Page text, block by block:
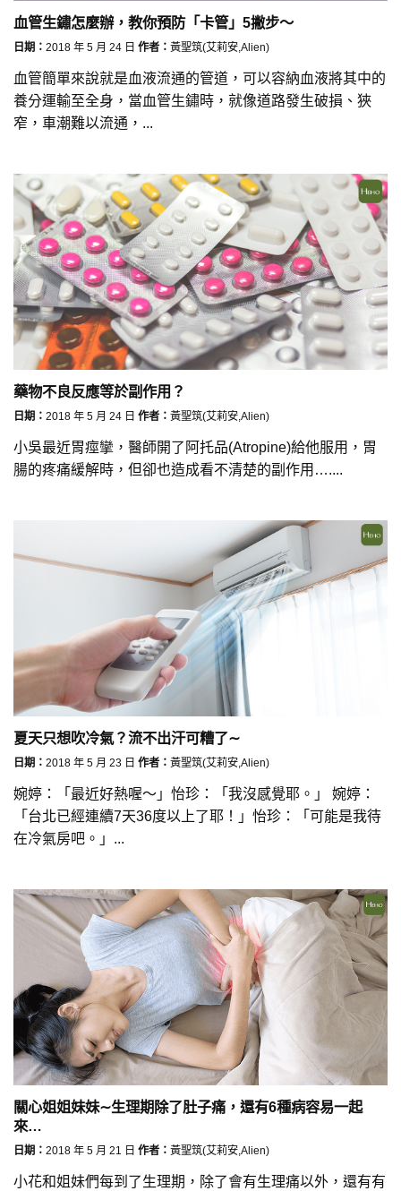
血管生鏽怎麼辦，教你預防「卡管」5撇步～
日期： 2018 年 5 月 24 日 作者： 黃聖筑(艾莉安,Alien)
血管簡單來說就是血液流通的管道，可以容納血液將其中的
養分運輸至全身，當血管生鏽時，就像道路發生破損、狹
窄，車潮難以流通，...
藥物不良反應等於副作用？
日期： 2018 年 5 月 24 日 作者： 黃聖筑(艾莉安,Alien)
小吳最近胃痙攣，醫師開了阿托品(Atropine)給他服用，胃
腸的疼痛緩解時，但卻也造成看不清楚的副作用…....
夏天只想吹冷氣？流不出汗可糟了∼
日期： 2018 年 5 月 23 日 作者： 黃聖筑(艾莉安,Alien)
婉婷：「最近好熱喔～」怡珍：「我沒感覺耶。」 婉婷：
「台北已經連續7天36度以上了耶！」怡珍：「可能是我待
在冷氣房吧。」...
關心姐姐妹妹∼生理期除了肚子痛，還有6種病容易一起
來…
日期： 2018 年 5 月 21 日 作者： 黃聖筑(艾莉安,Alien)
小花和姐妹們每到了生理期，除了會有生理痛以外，還有有